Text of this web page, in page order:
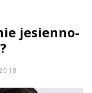
jesienno-